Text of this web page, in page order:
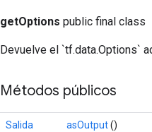
getOptions public final class
Devuelve el `tf.data.Options`
Métodos públicos
Salida
asOutput()